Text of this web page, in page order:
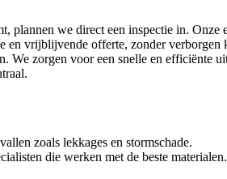
plannen we direct een inspectie in. Onze
vrijblijvende offerte, zonder verborgen
We zorgen voor een snelle en efficiënte
zoals lekkages en stormschade.
die werken met de beste materialen.